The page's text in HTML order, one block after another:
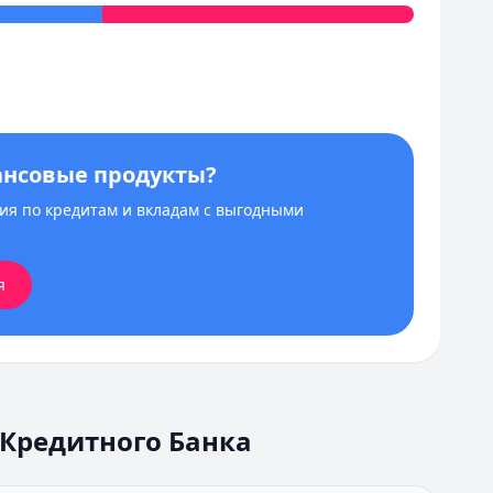
покрытия личных расходов. Конкретные
продукты?
по кредитам и вкладам с выгодными
Банка